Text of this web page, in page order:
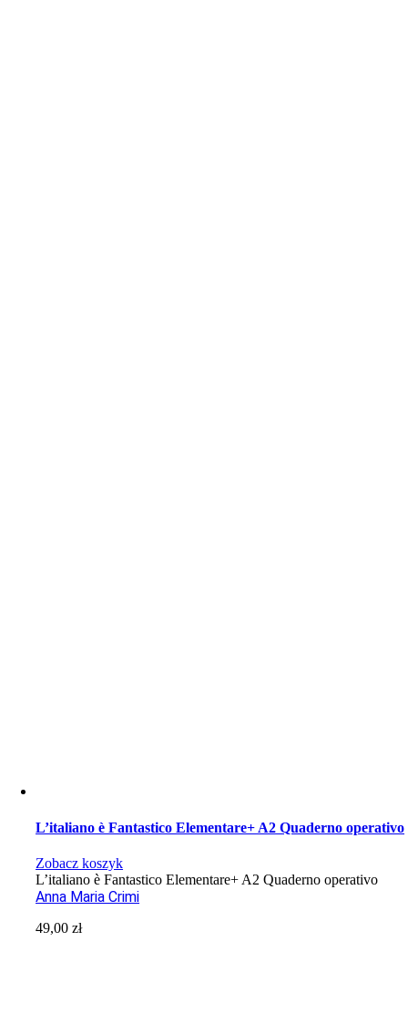
L’italiano è Fantastico Elementare+ A2 Quaderno operativo
Zobacz koszyk
L’italiano è Fantastico Elementare+ A2 Quaderno operativo
Anna Maria Crimi
49,00zł